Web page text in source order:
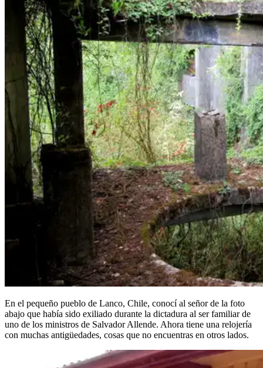
En el pequeño pueblo de Lanco, Chile, conocí al señor de la foto
abajo que había sido exiliado durante la dictadura al ser familiar de
uno de los ministros de Salvador Allende. Ahora tiene una relojería
con muchas antigüedades, cosas que no encuentras en otros lados.